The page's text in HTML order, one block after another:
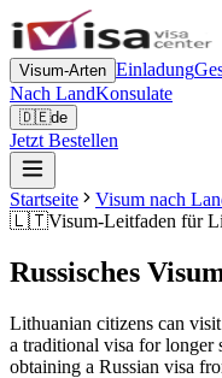
Visum-Arten Einladung
Nach LandKonsulate
🇩🇪de
Jetzt Bestellen
Startseite Visum nach
🇱🇹Visum-Leitfaden für
Russisches
Lithuanian citizens can
a traditional visa for longer
obtaining a Russian visa